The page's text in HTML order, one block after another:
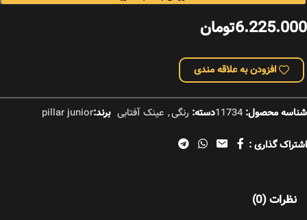
6.225.000تومان
افزودن به علاقه مندی
شناسه محصول: 11734دسته: رنگی, عینک آفتابی برند:pillar junior
اشتراک گذاری :
نظرات (0)